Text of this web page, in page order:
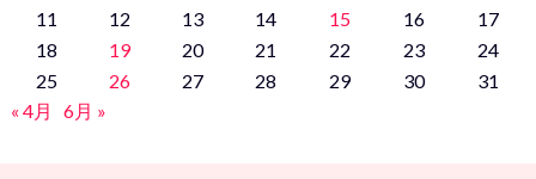
11
12 13 14 15 16
17
18
19 20 21 22 23
24
25
26 27 28 29 30
31
« 4月
6月 »